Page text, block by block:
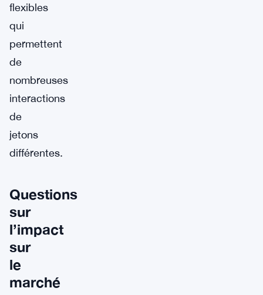
flexibles
qui
permettent
de
nombreuses
interactions
de
jetons
différentes.
Questions
sur
l’impact
sur
le
marché